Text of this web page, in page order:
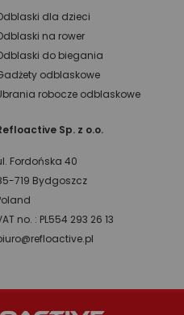
dla dzieci
na rower
do biegania
odblaskowe
robocze odblaskowe
Sp. z o.o.
Fordońska 40
719 Bydgoszcz
no. : PL554 293 26 13